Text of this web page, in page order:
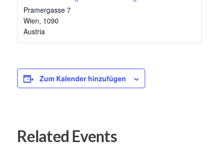
Pramergasse 7
Wien, 1090
Austria
Zum Kalender hinzufügen
Related Events